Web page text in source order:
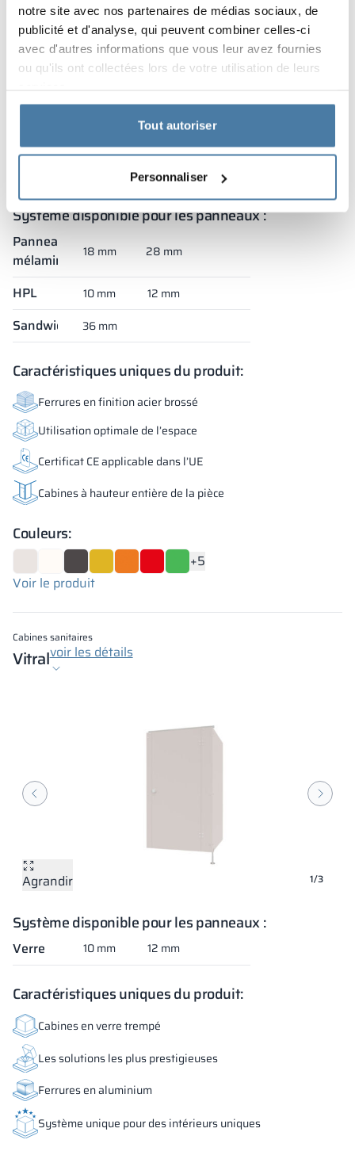
notre site avec nos partenaires de médias sociaux, de
publicité et d'analyse, qui peuvent combiner celles-ci
avec d'autres informations que vous leur avez fournies
ou qu'ils ont collectées lors de votre utilisation de leurs
Tout autoriser
Personnaliser
Système disponible pour les panneaux :
Panneaux
mélaminés
18 mm 28 mm
HPL 10 mm 12 mm
Sandwich 36 mm
Caractéristiques uniques du produit:
Ferrures en finition acier brossé
Utilisation optimale de l’espace
Certificat CE applicable dans l’UE
Cabines à hauteur entière de la pièce
Couleurs:
+5
Voir le produit
Cabines sanitaires
Vitralvoir les détails
1/3
Agrandir
Agrandir
Agrandir
Système disponible pour les panneaux :
Verre 10 mm 12 mm
Caractéristiques uniques du produit:
Cabines en verre trempé
Les solutions les plus prestigieuses
Ferrures en aluminium
Système unique pour des intérieurs uniques